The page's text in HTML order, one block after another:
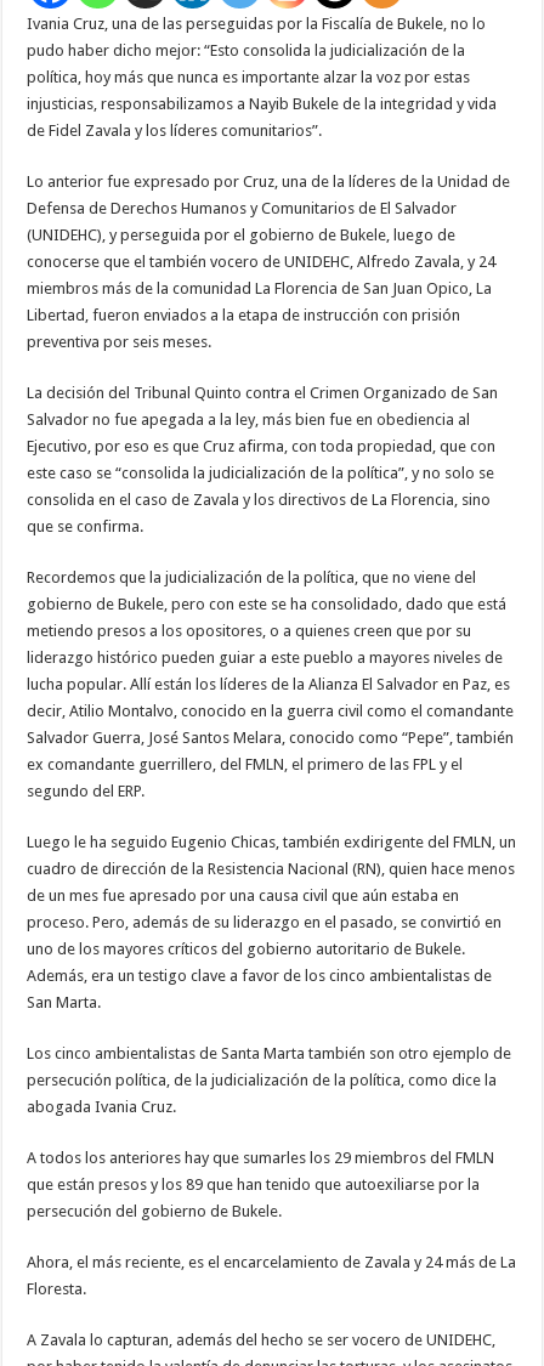
Ivania Cruz, una de las perseguidas por la Fiscalía de Bukele, no lo
pudo haber dicho mejor: “Esto consolida la judicialización de la
política, hoy más que nunca es importante alzar la voz por estas
injusticias, responsabilizamos a Nayib Bukele de la integridad y vida
de Fidel Zavala y los líderes comunitarios”.
Lo anterior fue expresado por Cruz, una de la líderes de la Unidad de
Defensa de Derechos Humanos y Comunitarios de El Salvador
(UNIDEHC), y perseguida por el gobierno de Bukele, luego de
conocerse que el también vocero de UNIDEHC, Alfredo Zavala, y 24
miembros más de la comunidad La Florencia de San Juan Opico, La
Libertad, fueron enviados a la etapa de instrucción con prisión
preventiva por seis meses.
La decisión del Tribunal Quinto contra el Crimen Organizado de San
Salvador no fue apegada a la ley, más bien fue en obediencia al
Ejecutivo, por eso es que Cruz afirma, con toda propiedad, que con
este caso se “consolida la judicialización de la política”, y no solo se
consolida en el caso de Zavala y los directivos de La Florencia, sino
que se confirma.
Recordemos que la judicialización de la política, que no viene del
gobierno de Bukele, pero con este se ha consolidado, dado que está
metiendo presos a los opositores, o a quienes creen que por su
liderazgo histórico pueden guiar a este pueblo a mayores niveles de
lucha popular. Allí están los líderes de la Alianza El Salvador en Paz, es
decir, Atilio Montalvo, conocido en la guerra civil como el comandante
Salvador Guerra, José Santos Melara, conocido como “Pepe”, también
ex comandante guerrillero, del FMLN, el primero de las FPL y el
segundo del ERP.
Luego le ha seguido Eugenio Chicas, también exdirigente del FMLN, un
cuadro de dirección de la Resistencia Nacional (RN), quien hace menos
de un mes fue apresado por una causa civil que aún estaba en
proceso. Pero, además de su liderazgo en el pasado, se convirtió en
uno de los mayores críticos del gobierno autoritario de Bukele.
Además, era un testigo clave a favor de los cinco ambientalistas de
San Marta.
Los cinco ambientalistas de Santa Marta también son otro ejemplo de
persecución política, de la judicialización de la política, como dice la
abogada Ivania Cruz.
A todos los anteriores hay que sumarles los 29 miembros del FMLN
que están presos y los 89 que han tenido que autoexiliarse por la
persecución del gobierno de Bukele.
Ahora, el más reciente, es el encarcelamiento de Zavala y 24 más de La
Floresta.
A Zavala lo capturan, además del hecho se ser vocero de UNIDEHC,